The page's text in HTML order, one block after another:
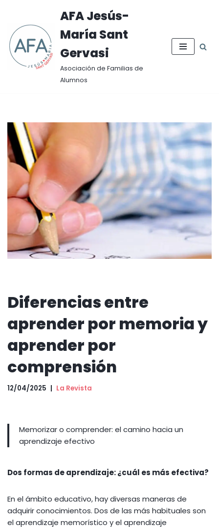
Saltar
al
contenido
AFA Jesús-
María Sant
Gervasi
Asociación de Familias de
Alumnos
Diferencias entre
aprender por memoria y
aprender por
comprensión
12/04/2025 La Revista
Memorizar o comprender: el camino hacia un
aprendizaje efectivo
Dos formas de aprendizaje: ¿cuál es más efectiva?
En el ámbito educativo, hay diversas maneras de
adquirir conocimientos. Dos de las más habituales son
el aprendizaje memorístico y el aprendizaje